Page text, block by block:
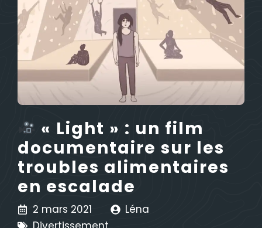
« Light » : un film
documentaire sur les
troubles alimentaires
en escalade
2 mars 2021
Léna